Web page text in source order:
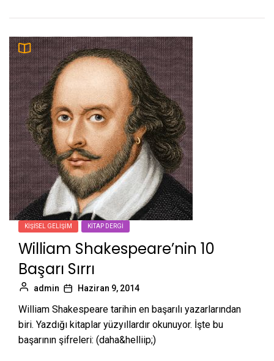
KIŞISEL GELIŞIM KITAP DERGI
William Shakespeare’nin 10
Başarı Sırrı
admin Haziran 9, 2014
William Shakespeare tarihin en başarılı yazarlarından
biri. Yazdığı kitaplar yüzyıllardır okunuyor. İşte bu
başarının şifreleri: (daha&helliip;)